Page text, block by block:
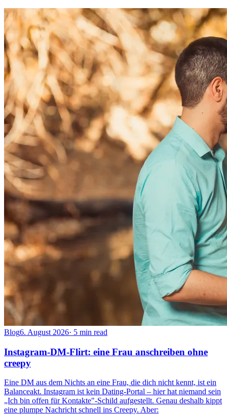
Blog6. August 2026· 5 min read
Instagram-DM-Flirt: eine Frau anschreiben ohne
creepy
Eine DM aus dem Nichts an eine Frau, die dich nicht kennt, ist ein
Balanceakt. Instagram ist kein Dating-Portal – hier hat niemand sein
„Ich bin offen für Kontakte"-Schild aufgestellt. Genau deshalb kippt
eine plumpe Nachricht schnell ins Creepy. Aber: